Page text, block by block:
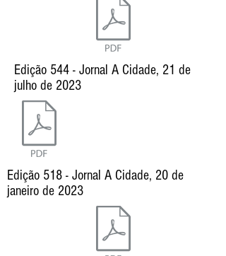
Edição 544 - Jornal A Cidade, 21 de
julho de 2023
Edição 518 - Jornal A Cidade, 20 de
janeiro de 2023